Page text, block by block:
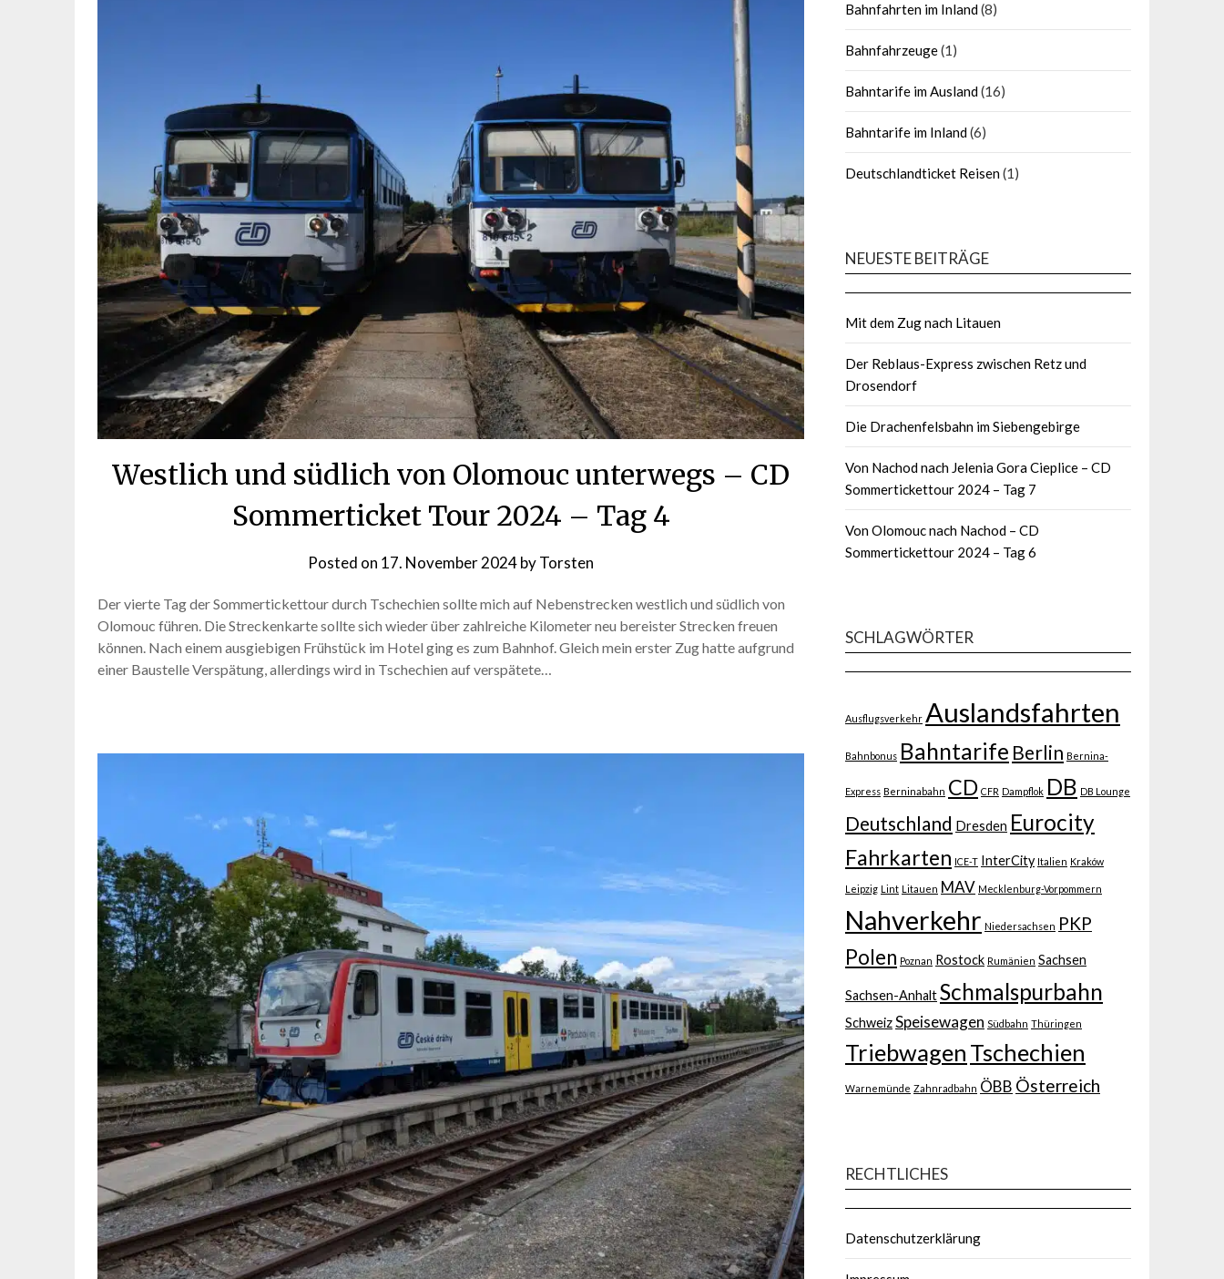
Westlich und südlich von Olomouc unterwegs – CD
Sommerticket Tour 2024 – Tag 4
Posted on 17. November 2024byTorsten
Der vierte Tag der Sommertickettour durch Tschechien sollte mich auf Nebenstrecken westlich und südlich von
Olomouc führen. Die Streckenkarte sollte sich wieder über zahlreiche Kilometer neu bereister Strecken freuen
können. Nach einem ausgiebigen Frühstück im Hotel ging es zum Bahnhof. Gleich mein erster Zug hatte aufgrund
einer Baustelle Verspätung, allerdings wird in Tschechien auf verspätete…
Bahnfahrten im Inland(8)
Bahnfahrzeuge(1)
Bahntarife im Ausland(16)
Bahntarife im Inland(6)
Deutschlandticket Reisen(1)
NEUESTE BEITRÄGE
Mit dem Zug nach Litauen
Der Reblaus-Express zwischen Retz und
Drosendorf
Die Drachenfelsbahn im Siebengebirge
Von Nachod nach Jelenia Gora Cieplice – CD
Sommertickettour 2024 – Tag 7
Von Olomouc nach Nachod – CD
Sommertickettour 2024 – Tag 6
SCHLAGWÖRTER
Ausflugsverkehr Auslandsfahrten
Bahnbonus Bahntarife Berlin Bernina-
Express Berninabahn CD CFR Dampflok DB DB Lounge
Deutschland Dresden Eurocity
Fahrkarten ICE-T InterCity Italien Kraków
Leipzig Lint Litauen MAV Mecklenburg-Vorpommern
Nahverkehr Niedersachsen PKP
Polen Poznan Rostock Rumänien Sachsen
Sachsen-AnhaltSchmalspurbahn
SchweizSpeisewagen Südbahn Thüringen
Triebwagen Tschechien
Warnemünde Zahnradbahn ÖBB Österreich
RECHTLICHES
Datenschutzerklärung